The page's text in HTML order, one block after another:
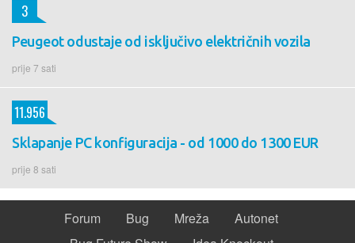
Peugeot odustaje od isključivo električnih vozila
prije 7 sati
3
Sklapanje PC konfiguracija - od 1000 do 1300 EUR
prije 8 sati
11.956
Forum Bug Mreža
Autonet